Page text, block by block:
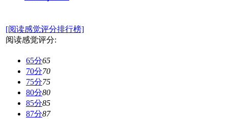
[阅读感觉评分排行榜]
阅读感觉评分:
65分65
70分70
75分75
80分80
85分85
87分87